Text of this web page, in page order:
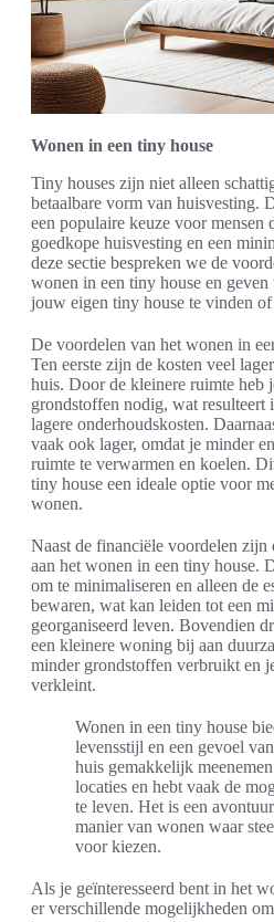
Wonen in een tiny house
Tiny houses zijn niet alleen
betaalbare vorm van huisvesting.
een populaire keuze voor mensen
goedkope huisvesting en een
deze sectie bespreken we de
wonen in een tiny house en
jouw eigen tiny house te vinden
De voordelen van het wonen in
Ten eerste zijn de kosten veel
huis. Door de kleinere ruimte heb
grondstoffen nodig, wat resulteert
lagere onderhoudskosten.
vaak ook lager, omdat je minder
ruimte te verwarmen en koelen.
tiny house een ideale optie voor
wonen.
Naast de financiële voordelen zijn
aan het wonen in een tiny house.
om te minimaliseren en alleen de
bewaren, wat kan leiden tot een
georganiseerd leven. Bovendien
een kleinere woning bij aan
minder grondstoffen verbruikt en
verkleint.
Wonen in een tiny house
levensstijl en een gevoel
huis gemakkelijk
locaties en hebt vaak de
te leven. Het is een
manier van wonen waar
voor kiezen.
Als je geïnteresseerd bent in het
er verschillende mogelijkheden